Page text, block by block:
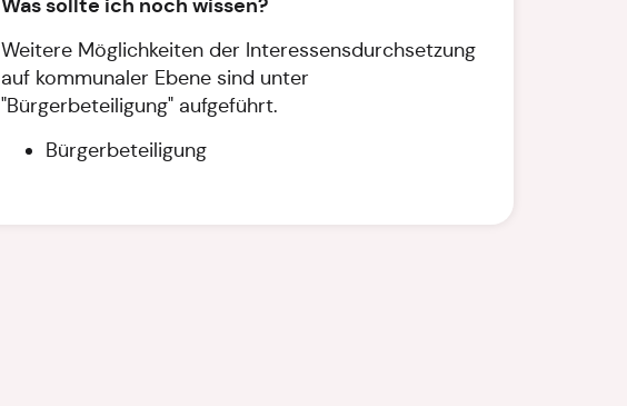
Weitere Möglichkeiten der Interessensdurchsetzung
auf kommunaler Ebene sind unter
"Bürgerbeteiligung" aufgeführt.
Bürgerbeteiligung